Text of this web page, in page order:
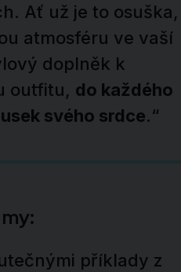
Ať už je to osuška,
atmosféru ve vaší
doplněk k
outfitu, do každého
svého srdce.“
příklady z